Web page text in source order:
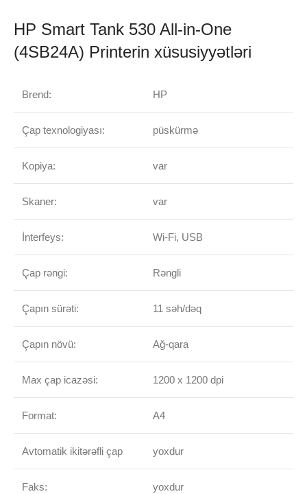
HP Smart Tank 530 All-in-One
(4SB24A) Printerin xüsusiyyətləri
Brend: HP
Çap texnologiyası: püskürmə
Kopiya: var
Skaner: var
İnterfeys: Wi-Fi, USB
Çap rəngi: Rəngli
Çapın sürəti: 11 səh/dəq
Çapın növü: Ağ-qara
Max çap icazəsi: 1200 x 1200 dpi
Format: A4
Avtomatik ikitərəfli çap yoxdur
Faks: yoxdur